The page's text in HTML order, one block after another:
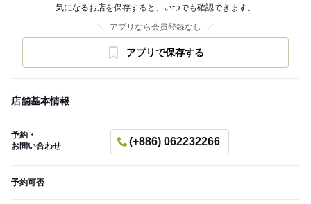
気になるお店を保存すると、いつでも確認できます。
アプリなら会員登録なし
アプリで保存する
店舗基本情報
予約・
お問い合わせ
(+886) 062232266
予約可否